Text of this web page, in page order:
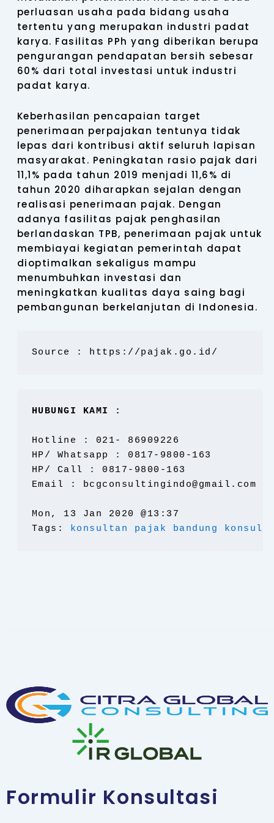
perluasan usaha pada bidang usaha
tertentu yang merupakan industri padat
karya. Fasilitas PPh yang diberikan berupa
pengurangan pendapatan bersih sebesar
60% dari total investasi untuk industri
padat karya.
Keberhasilan pencapaian target
penerimaan perpajakan tentunya tidak
lepas dari kontribusi aktif seluruh lapisan
masyarakat. Peningkatan rasio pajak dari
11,1% pada tahun 2019 menjadi 11,6% di
tahun 2020 diharapkan sejalan dengan
realisasi penerimaan pajak. Dengan
adanya fasilitas pajak penghasilan
berlandaskan TPB, penerimaan pajak untuk
membiayai kegiatan pemerintah dapat
dioptimalkan sekaligus mampu
menumbuhkan investasi dan
meningkatkan kualitas daya saing bagi
pembangunan berkelanjutan di Indonesia.
Source : https://pajak.go.id/
HUBUNGI KAMI :
Hotline : 021- 86909226
HP/ Whatsapp : 0817-9800-163
HP/ Call : 0817-9800-163
Email : bcgconsultingindo@gmail.com
Mon, 13 Jan 2020 @13:37
Tags:
konsultan pajak bandung
Formulir Konsultasi